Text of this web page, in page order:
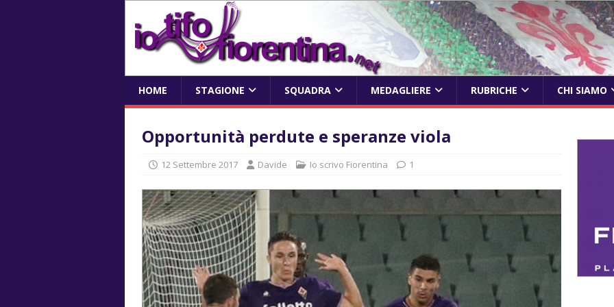
HOME STAGIONE SQUADRA MEDAGLIERE RUBRICHE CHI SIAMO
Opportunità perdute e speranze viola
12 Settembre 2017 Davide Io scrivo Fiorentina 1